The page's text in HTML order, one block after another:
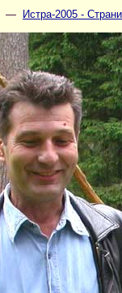
— Истра-2005 -